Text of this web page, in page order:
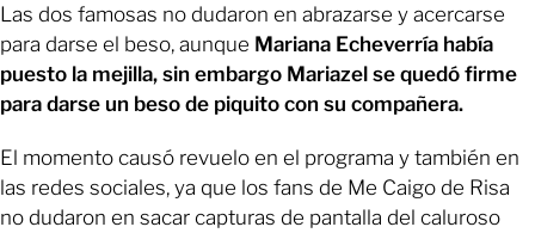
Las dos famosas no dudaron en abrazarse y acercarse
para darse el beso, aunque Mariana Echeverría había
puesto la mejilla, sin embargo Mariazel se quedó firme
para darse un beso de piquito con su compañera.
El momento causó revuelo en el programa y también en
las redes sociales, ya que los fans de Me Caigo de Risa
no dudaron en sacar capturas de pantalla del caluroso